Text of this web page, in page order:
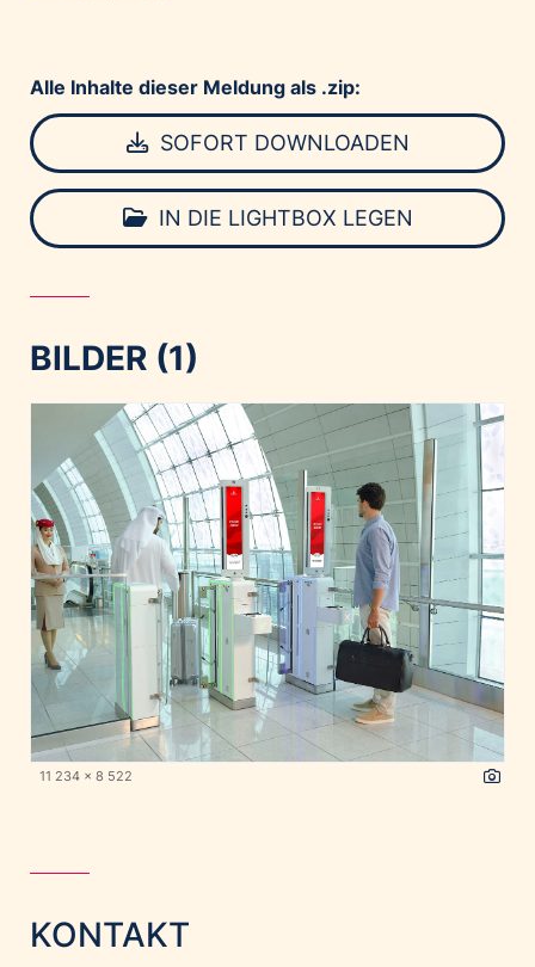
Alle Inhalte dieser Meldung als .zip:
SOFORT DOWNLOADEN
IN DIE LIGHTBOX LEGEN
BILDER (1)
11 234 x 8 522
KONTAKT